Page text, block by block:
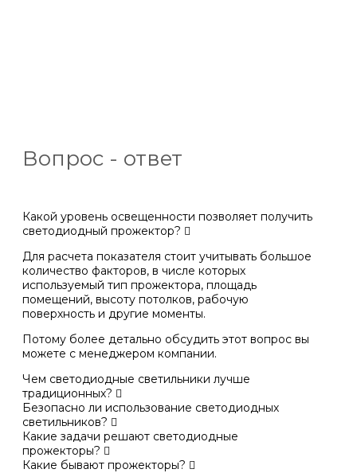
Вопрос - ответ
Какой уровень освещенности позволяет получить
светодиодный прожектор?
Для расчета показателя стоит учитывать большое
количество факторов, в числе которых
используемый тип прожектора, площадь
помещений, высоту потолков, рабочую
поверхность и другие моменты.
Потому более детально обсудить этот вопрос вы
можете с менеджером компании.
Чем светодиодные светильники лучше
традиционных?
Безопасно ли использование светодиодных
светильников?
Какие задачи решают светодиодные
прожекторы?
Какие бывают прожекторы?